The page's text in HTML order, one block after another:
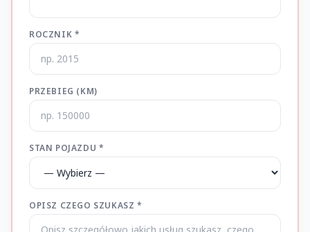
ROCZNIK *
PRZEBIEG (KM)
STAN POJAZDU *
OPISZ CZEGO SZUKASZ *